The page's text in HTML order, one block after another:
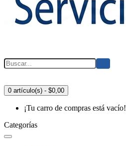
0 artículo(s) - $0,00
¡Tu carro de compras está vacío!
Categorías